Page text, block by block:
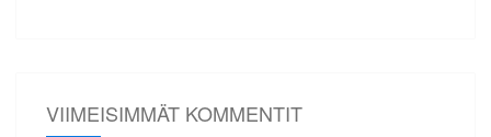
VIIMEISIMMÄT KOMMENTIT